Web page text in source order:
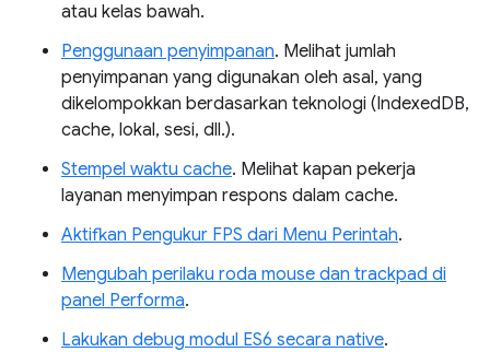
atau kelas bawah.
Penggunaan penyimpanan. Melihat jumlah
penyimpanan yang digunakan oleh asal, yang
dikelompokkan berdasarkan teknologi (IndexedDB,
cache, lokal, sesi, dll.).
Stempel waktu cache. Melihat kapan pekerja
layanan menyimpan respons dalam cache.
Aktifkan Pengukur FPS dari Menu Perintah.
Mengubah perilaku roda mouse dan trackpad di
panel Performa.
Lakukan debug modul ES6 secara native.